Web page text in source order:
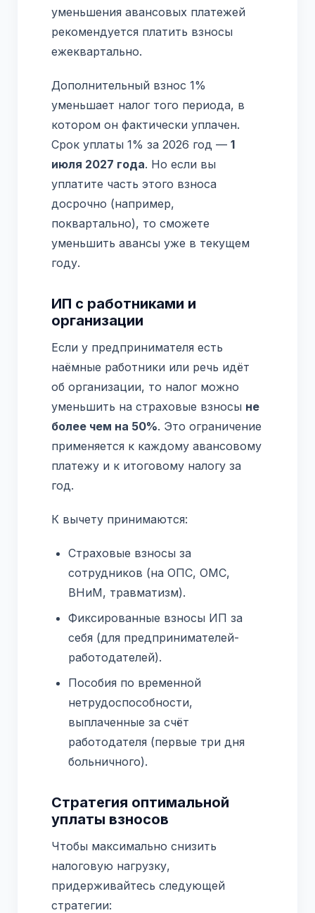
уменьшения авансовых платежей
рекомендуется платить взносы
ежеквартально.
Дополнительный взнос 1%
уменьшает налог того периода, в
котором он фактически уплачен.
Срок уплаты 1% за 2026 год — 1
июля 2027 года. Но если вы
уплатите часть этого взноса
досрочно (например,
поквартально), то сможете
уменьшить авансы уже в текущем
году.
ИП с работниками и
организации
Если у предпринимателя есть
наёмные работники или речь идёт
об организации, то налог можно
уменьшить на страховые взносы не
более чем на 50%. Это ограничение
применяется к каждому авансовому
платежу и к итоговому налогу за
год.
К вычету принимаются:
Страховые взносы за
сотрудников (на ОПС, ОМС,
ВНиМ, травматизм).
Фиксированные взносы ИП за
себя (для предпринимателей-
работодателей).
Пособия по временной
нетрудоспособности,
выплаченные за счёт
работодателя (первые три дня
больничного).
Стратегия оптимальной
уплаты взносов
Чтобы максимально снизить
налоговую нагрузку,
придерживайтесь следующей
стратегии: